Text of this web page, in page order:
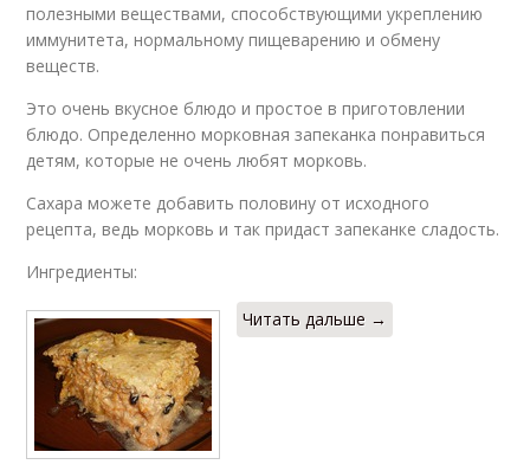
полезными веществами, способствующими укреплению
иммунитета, нормальному пищеварению и обмену
веществ.
Это очень вкусное блюдо и простое в приготовлении
блюдо. Определенно морковная запеканка понравиться
детям, которые не очень любят морковь.
Сахара можете добавить половину от исходного
рецепта, ведь морковь и так придаст запеканке сладость.
Ингредиенты:
Читать дальше →